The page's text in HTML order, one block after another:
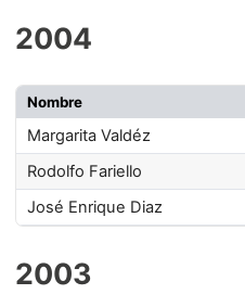
2004
Nombre
Margarita Valdéz
Rodolfo Fariello
José Enrique Diaz
2003